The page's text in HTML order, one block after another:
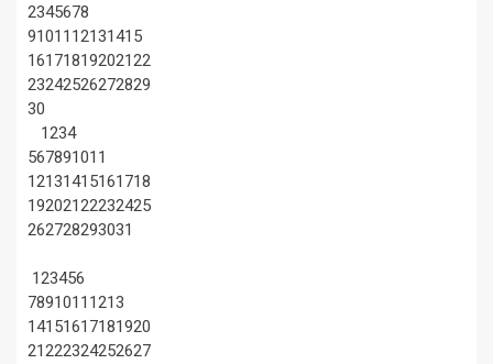
2345678
91011 12131415
16171819202122
23242526272829
30
1234
567891011
12131415161718
19202122232425
262728293031
123456
7891011 1213
14151617181920
21222324252627